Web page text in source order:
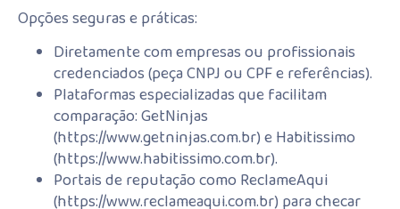
Opções seguras e práticas:
Diretamente com empresas ou profissionais
credenciados (peça CNPJ ou CPF e referências).
Plataformas especializadas que facilitam
comparação: GetNinjas
(https://www.getninjas.com.br) e Habitissimo
(https://www.habitissimo.com.br).
Portais de reputação como ReclameAqui
(https://www.reclameaqui.com.br) para checar